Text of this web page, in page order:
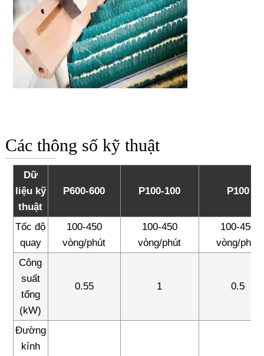
Các thông số kỹ thuật
Dữ
liệu kỹ
thuật
P600-600 P100-100 P100
Tốc độ
quay
100-450
vòng/phút
100-450
vòng/phút
100-450
vòng/phút
Công
suất
tổng
(kW)
0.55 1 0.5
Đường
kính